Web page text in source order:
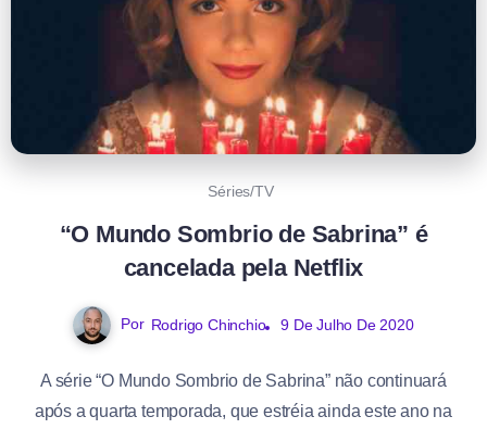
Séries/TV
“O Mundo Sombrio de Sabrina” é
cancelada pela Netflix
Por Rodrigo Chinchio 9 De Julho De 2020
A série “O Mundo Sombrio de Sabrina” não continuará
após a quarta temporada, que estréia ainda este ano na